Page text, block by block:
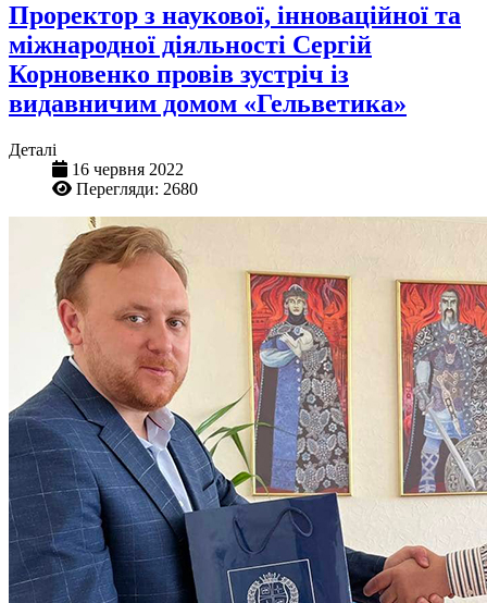
Проректор з наукової, інноваційної та
міжнародної діяльності Сергій
Корновенко провів зустріч із
видавничим домом «Гельветика»
Деталі
16 червня 2022
Перегляди: 2680